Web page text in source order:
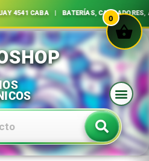
CABA | BATERÍAS, CARGADORES,
0